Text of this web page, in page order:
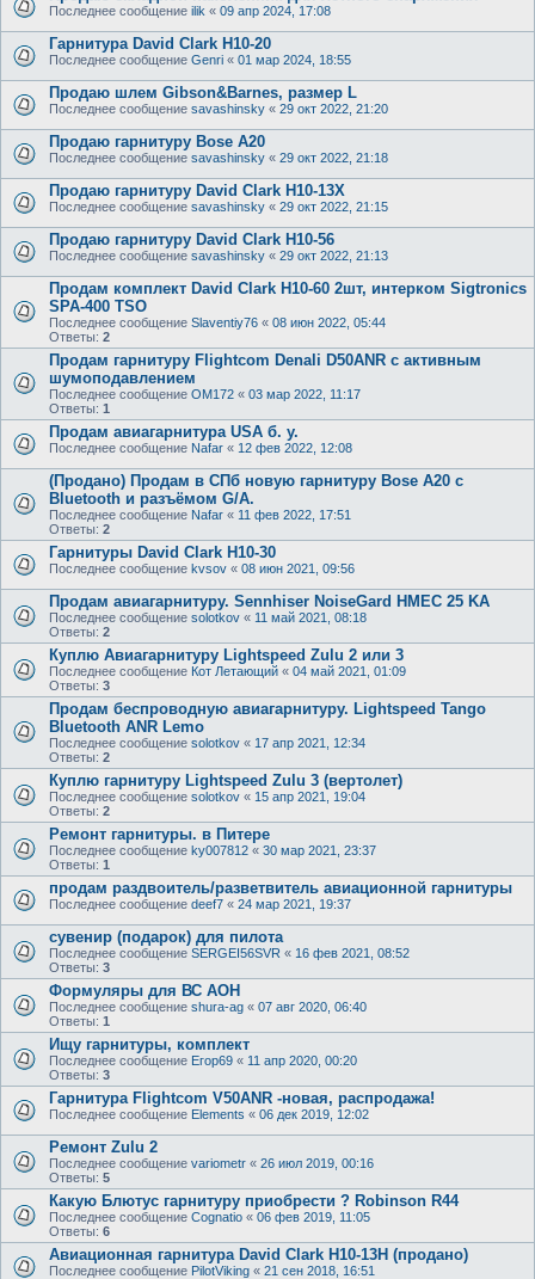
Последнее сообщение ilik « 09 апр 2024, 17:08
Гарнитура David Clark H10-20
Последнее сообщение Genri « 01 мар 2024, 18:55
Продаю шлем Gibson&Barnes, размер L
Последнее сообщение savashinsky « 29 окт 2022, 21:20
Продаю гарнитуру Bose A20
Последнее сообщение savashinsky « 29 окт 2022, 21:18
Продаю гарнитуру David Clark H10-13X
Последнее сообщение savashinsky « 29 окт 2022, 21:15
Продаю гарнитуру David Clark H10-56
Последнее сообщение savashinsky « 29 окт 2022, 21:13
Продам комплект David Clark H10-60 2шт, интерком Sigtronics
SPA-400 TSO
Последнее сообщение Slaventiy76 « 08 июн 2022, 05:44
Ответы: 2
Продам гарнитуру Flightcom Denali D50ANR с активным
шумоподавлением
Последнее сообщение OM172 « 03 мар 2022, 11:17
Ответы: 1
Продам авиагарнитура USA б. у.
Последнее сообщение Nafar « 12 фев 2022, 12:08
(Продано) Продам в СПб новую гарнитуру Bose A20 с
Bluetooth и разъёмом G/A.
Последнее сообщение Nafar « 11 фев 2022, 17:51
Ответы: 2
Гарнитуры David Clark H10-30
Последнее сообщение kvsov « 08 июн 2021, 09:56
Продам авиагарнитуру. Sennhiser NoiseGard HMEC 25 KA
Последнее сообщение solotkov « 11 май 2021, 08:18
Ответы: 2
Куплю Авиагарнитуру Lightspeed Zulu 2 или 3
Последнее сообщение Кот Летающий « 04 май 2021, 01:09
Ответы: 3
Продам беспроводную авиагарнитуру. Lightspeed Tango
Bluetooth ANR Lemo
Последнее сообщение solotkov « 17 апр 2021, 12:34
Ответы: 2
Куплю гарнитуру Lightspeed Zulu 3 (вертолет)
Последнее сообщение solotkov « 15 апр 2021, 19:04
Ответы: 2
Ремонт гарнитуры. в Питере
Последнее сообщение ky007812 « 30 мар 2021, 23:37
Ответы: 1
продам раздвоитель/разветвитель авиационной гарнитуры
Последнее сообщение deef7 « 24 мар 2021, 19:37
сувенир (подарок) для пилота
Последнее сообщение SERGEI56SVR « 16 фев 2021, 08:52
Ответы: 3
Формуляры для ВС АОН
Последнее сообщение shura-ag « 07 авг 2020, 06:40
Ответы: 1
Ищу гарнитуры, комплект
Последнее сообщение Егор69 « 11 апр 2020, 00:20
Ответы: 3
Гарнитура Flightcom V50ANR -новая, распродажа!
Последнее сообщение Elements « 06 дек 2019, 12:02
Ремонт Zulu 2
Последнее сообщение variometr « 26 июл 2019, 00:16
Ответы: 5
Какую Блютус гарнитуру приобрести ? Robinson R44
Последнее сообщение Cognatio « 06 фев 2019, 11:05
Ответы: 6
Авиационная гарнитура David Clark H10-13H (продано)
Последнее сообщение PilotViking « 21 сен 2018, 16:51